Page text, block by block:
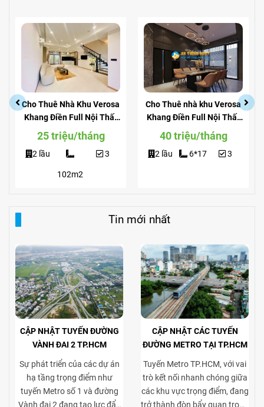
Cho Thuê Nhà Khu Verosa
Khang Điền Full Nội Thất
Giá Siêu Rẻ
25 triệu/tháng
2 lầu
102m2
3
Cho Thuê nhà khu Verosa
Khang Điền Full Nội Thất
View Công Viên
40 triệu/tháng
2 lầu 6*17 3
Tin mới nhất
CẬP NHẬT TUYẾN ĐƯỜNG
VÀNH ĐAI 2 TP.HCM
Sự phát triển của các dự án
hạ tầng trọng điểm như
tuyến Metro số 1 và đường
Vành đai 2 đang tạo lực đẩy
CẬP NHẬT CÁC TUYẾN
ĐƯỜNG METRO TẠI TP.HCM
Tuyến Metro TP.HCM, với vai
trò kết nối nhanh chóng giữa
các khu vực trọng điểm, đang
trở thành đòn bẩy quan trọng